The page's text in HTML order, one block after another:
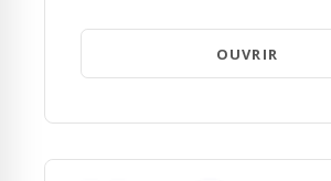
OUVRIR